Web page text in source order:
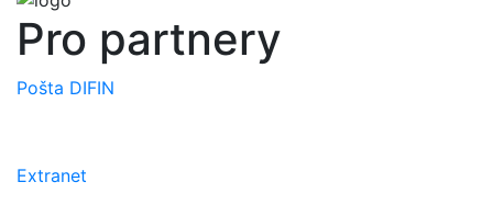
Pro partnery
Pošta DIFIN
Extranet